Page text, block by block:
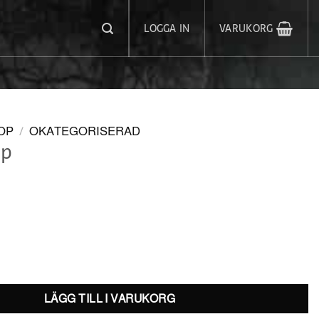
LOGGA IN VARUKORG
/ OKATEGORISERAD
LÄGG TILL I VARUKORG